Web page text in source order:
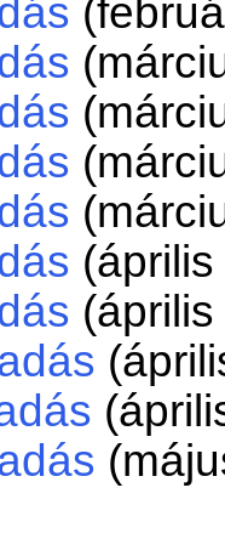
(április